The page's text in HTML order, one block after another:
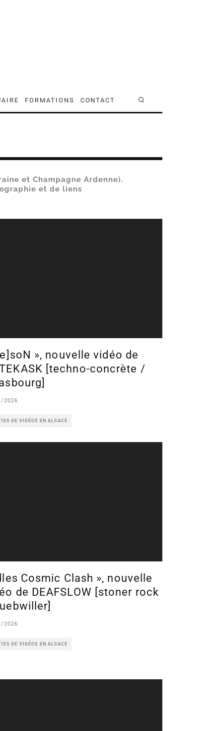
FORMATIONS CONTACT
et Champagne Ardenne).
et de liens
», nouvelle vidéo de
[techno-concrète /
2026
DE VIDÉOS EN ALSACE
Cosmic Clash », nouvelle
de DEAFSLOW [stoner rock
2026
DE VIDÉOS EN ALSACE